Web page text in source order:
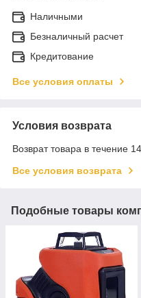
Наличными
Безналичный расчет
Кредитование
Все условия оплаты
Условия возврата
Возврат товара в течение
Все условия возврата
Подобные товары